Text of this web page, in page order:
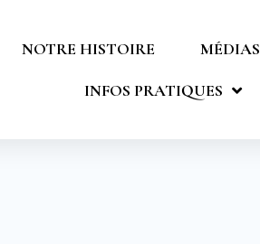
NOTRE HISTOIRE MÉDIAS
INFOS PRATIQUES